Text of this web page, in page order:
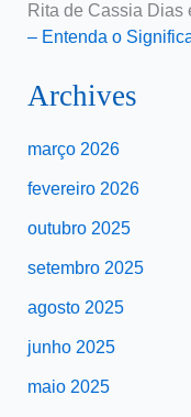
Rita de Cassia Dias
– Entenda o
Archives
março 2026
fevereiro 2026
outubro 2025
setembro 2025
agosto 2025
junho 2025
maio 2025